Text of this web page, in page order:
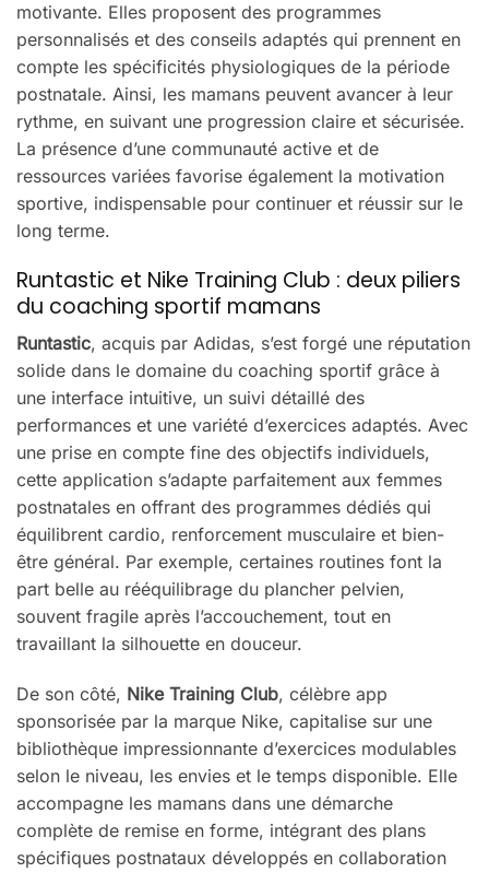
motivante. Elles proposent des programmes
personnalisés et des conseils adaptés qui prennent en
compte les spécificités physiologiques de la période
postnatale. Ainsi, les mamans peuvent avancer à leur
rythme, en suivant une progression claire et sécurisée.
La présence d’une communauté active et de
ressources variées favorise également la motivation
sportive, indispensable pour continuer et réussir sur le
long terme.
Runtastic et Nike Training Club : deux piliers
du coaching sportif mamans
Runtastic, acquis par Adidas, s’est forgé une réputation
solide dans le domaine du coaching sportif grâce à
une interface intuitive, un suivi détaillé des
performances et une variété d’exercices adaptés. Avec
une prise en compte fine des objectifs individuels,
cette application s’adapte parfaitement aux femmes
postnatales en offrant des programmes dédiés qui
équilibrent cardio, renforcement musculaire et bien-
être général. Par exemple, certaines routines font la
part belle au rééquilibrage du plancher pelvien,
souvent fragile après l’accouchement, tout en
travaillant la silhouette en douceur.
De son côté, Nike Training Club, célèbre app
sponsorisée par la marque Nike, capitalise sur une
bibliothèque impressionnante d’exercices modulables
selon le niveau, les envies et le temps disponible. Elle
accompagne les mamans dans une démarche
complète de remise en forme, intégrant des plans
spécifiques postnataux développés en collaboration